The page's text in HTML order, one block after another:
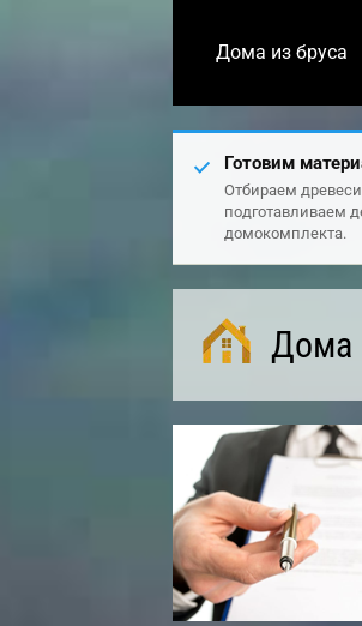
Дома из бруса
Готовим
Отбираем
подготавливаем
домокомплекта.
Дома